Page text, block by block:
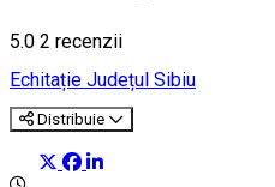
5.0 2 recenzii
Echitație Județul Sibiu
Distribuie